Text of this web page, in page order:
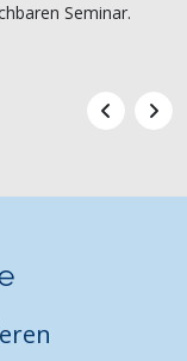
Seminar.